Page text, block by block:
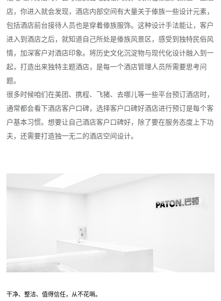
店，你进入就会发现，酒店内部空间有大量关于傣族一些设计元素，
包括酒店前台接待人员也是穿着傣族服饰。这种设计手法能让，客户
进入到酒店之后，就知道自己所处是傣族风景区，感受到独特民俗风
情，加深客户对酒店印象。将历史文化沉淀物与现代化设计融入到一
起，打造出来独特主题酒店，是每一个酒店管理人员所需要思考问
题。
很多时候咱们在美团、携程、飞猪、去哪儿等一些平台预订酒店时，
通常都会看下酒店客户口碑，选择客户口碑好酒店进行预订是每个客
户基本习惯。想要让自己酒店客户口碑好，除了要在服务态度上下功
夫，还需要打造独一无二的酒店空间设计。
干净、整洁、值得信任，从不花哨。